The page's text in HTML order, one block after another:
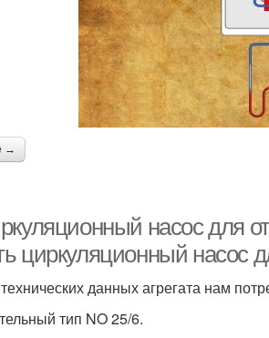
→
насос для
циркуляционный насос
данных агрегата нам
тип NO 25/6.